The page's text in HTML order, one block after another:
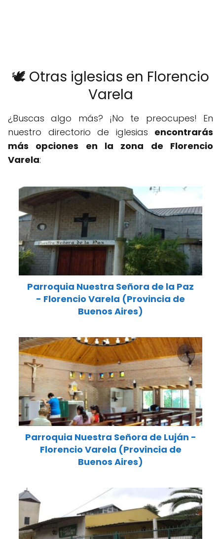
🕊️ Otras iglesias en Florencio
Varela
¿Buscas algo más? ¡No te preocupes! En
nuestro directorio de iglesias encontrarás
más opciones en la zona de Florencio
Varela:
Parroquia Nuestra Señora de la Paz
- Florencio Varela (Provincia de
Buenos Aires)
Parroquia Nuestra Señora de Luján -
Florencio Varela (Provincia de
Buenos Aires)